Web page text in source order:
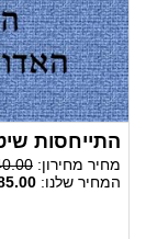
התייחסות
מחיר מחירון:
המחיר שלנו: